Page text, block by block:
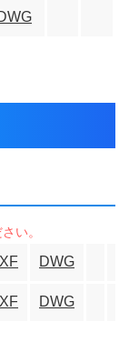
DWG
DWG